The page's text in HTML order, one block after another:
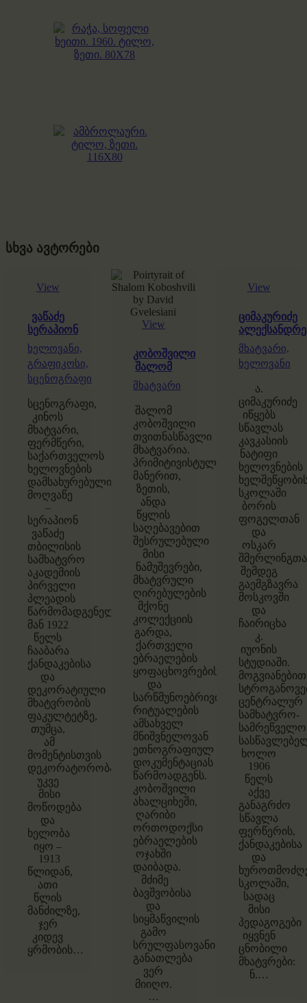
სხვა ავტორები
View
ვაწაძე
სერაპიონ
ხელოვანი,
გრაფიკოსი,
სცენოგრაფი
სცენოგრაფი,
კინოს
მხატვარი,
ფერმწერი,
საქართველოს
ხელოვნების
დამსახურებული
მოღვაწე
–
სერაპიონ
ვაწაძე
თბილისის
სამხატვრო
აკადემიის
პირველი
პლეადის
წარმომადგენელია:
მან 1922
წელს
ჩააბარა
ქანდაკებისა
და
დეკორატიული
მხატვრობის
ფაკულტეტზე,
თუმცა,
ამ
მომენტისთვის
დეკორატორობა
უკვე
მისი
მოწოდება
და
ხელობა
იყო –
1913
წლიდან,
ათი
წლის
მანძილზე,
ჯერ
კიდევ
ყრმობის…
View
კობოშვილი
შალომ
მხატვარი
შალომ
კობოშვილი
თვითნასწავლი
მხატვარია.
პრიმიტივისტული
მანერით,
ზეთის,
ანდა
წყლის
საღებავებით
შესრულებული
მისი
ნამუშევრები,
მხატვრული
ღირებულების
მქონე
კოლექციის
გარდა,
ქართველი
ებრაელების
ყოფაცხოვრებისა
და
სარწმუნოებრივი
რიტუალების
ამსახველ
მნიშვნელოვან
ეთნოგრაფიულ
დოკუმენტაციას
წარმოადგენს.
კობოშვილი
ახალციხეში,
ღარიბი
ორთოდოქსი
ებრაელების
ოჯახში
დაიბადა.
მძიმე
ბავშვობისა
და
სიყმაწვილის
გამო
სრულფასოვანი
განათლება
ვერ
მიიღო.
…
View
ციმაკურიძე
ალექსანდრე
მხატვარი,
ხელოვანი
ა.
ციმაკურიძე
იწყებს
სწავლას
კავკასიის
ნატიფი
ხელოვნების
სკოლაში
ბორის
ფოგელთან
და
ოსკარ
შემდეგ
გაემგზავრა
მოსკოვში
და
ჩაირიცხა
კ.
იუონის
სტუდიაში.
მოგვიანებით
ცენტრალურ
სამხატვრო-
სამრეწველო
ხოლო
1906
წელს
აქვე
განაგრძო
სწავლა
ფერწერის,
ქანდაკებისა
და
სკოლაში,
სადაც
მისი
პედაგოგები
იყვნენ
ცნობილი
მხატვრები:
ნ.…